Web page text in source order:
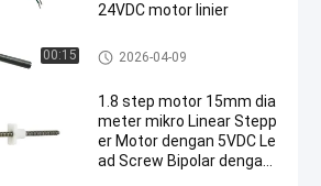
00:15
24VDC motor linier
Linear stepper motor
2026-04-09
1.8 step motor 15mm dia
meter mikro Linear Stepp
er Motor dengan 5VDC Le
ad Screw Bipolar dengan